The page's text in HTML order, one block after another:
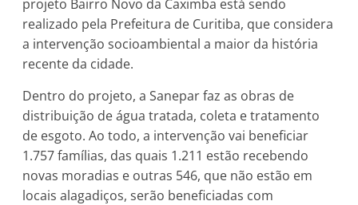
projeto Bairro Novo da Caximba está sendo
realizado pela Prefeitura de Curitiba, que considera
a intervenção socioambiental a maior da história
recente da cidade.
Dentro do projeto, a Sanepar faz as obras de
distribuição de água tratada, coleta e tratamento
de esgoto. Ao todo, a intervenção vai beneficiar
1.757 famílias, das quais 1.211 estão recebendo
novas moradias e outras 546, que não estão em
locais alagadiços, serão beneficiadas com